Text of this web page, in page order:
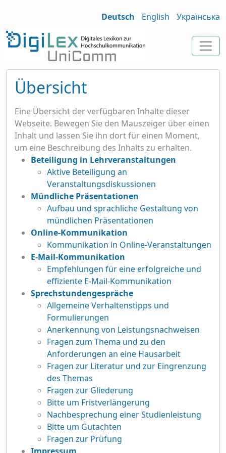
Deutsch English Українська
Übersicht
Eine Übersicht der verfügbaren Inhalte dieser
Webseite. Bewegen Sie den Mauszeiger über einen
Inhalt und lassen Sie ihn dort für einen Moment,
um eine Beschreibung des Inhalts zu erhalten.
Beteiligung in Lehrveranstaltungen
Aktive Beteiligung an
Veranstaltungsdiskussionen
Mündliche Präsentationen
Aufbau und sprachliche Gestaltung von
mündlichen Präsentationen
Online-Kommunikation
Kommunikation in Online-Veranstaltungen
E-Mail-Kommunikation
Empfehlungen für eine erfolgreiche und
effiziente E-Mail-Kommunikation
Sprechstundengespräche
Allgemeine Verhaltenstipps und
Formulierungen
Anerkennung von Leistungsnachweisen
Fragen zum Thema und zu den
Anforderungen an eine Hausarbeit
Fragen zur Literatur und zur Eingrenzung
des Themas
Fragen zur Gliederung
Bitte um Fristverlängerung
Nachbesprechung einer Studienleistung
Bitte um Gutachten
Fragen zur Prüfung